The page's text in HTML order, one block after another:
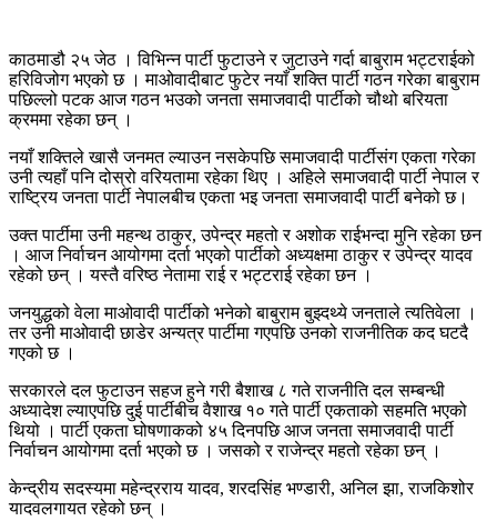
काठमाडौ २५ जेठ । विभिन्न पार्टी फुटाउने र जुटाउने गर्दा बाबुराम भट्टराईको
हरिविजोग भएको छ । माओवादीबाट फुटेर नयाँ शक्ति पार्टी गठन गरेका बाबुराम
पछिल्लो पटक आज गठन भउको जनता समाजवादी पार्टीको चौथो बरियता
क्रममा रहेका छन् ।
नयाँ शक्तिले खासै जनमत ल्याउन नसकेपछि समाजवादी पार्टीसंग एकता गरेका
उनी त्यहाँ पनि दोस्रो वरियतामा रहेका थिए । अहिले समाजवादी पार्टी नेपाल र
राष्ट्रिय जनता पार्टी नेपालबीच एकता भइ जनता समाजवादी पार्टी बनेको छ।
उक्त पार्टीमा उनी महन्थ ठाकुर, उपेन्द्र महतो र अशोक राईभन्दा मुनि रहेका छन
। आज निर्वाचन आयोगमा दर्ता भएको पार्टीको अध्यक्षमा ठाकुर र उपेन्द्र यादव
रहेको छन् । यस्तै वरिष्ठ नेतामा राई र भट्टराई रहेका छन ।
जनयुद्धको वेला माओवादी पार्टीको भनेको बाबुराम बुझ्दथ्ये जनताले त्यतिवेला ।
तर उनी माओवादी छाडेर अन्यत्र पार्टीमा गएपछि उनको राजनीतिक कद घटदै
गएको छ ।
सरकारले दल फुटाउन सहज हुने गरी बैशाख ८ गते राजनीति दल सम्बन्धी
अध्यादेश ल्याएपछि दुई पार्टीबीच वैशाख १० गते पार्टी एकताको सहमति भएको
थियो । पार्टी एकता घोषणाकको ४५ दिनपछि आज जनता समाजवादी पार्टी
निर्वाचन आयोगमा दर्ता भएको छ । जसको र राजेन्द्र महतो रहेका छन् ।
केन्द्रीय सदस्यमा महेन्द्रराय यादव, शरदसिंह भण्डारी, अनिल झा, राजकिशोर
यादवलगायत रहेको छन् ।